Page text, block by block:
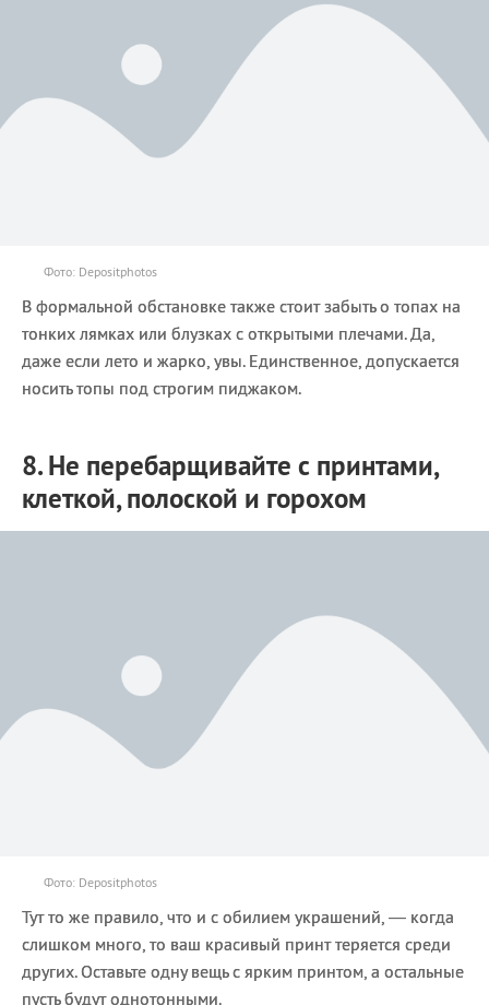
Фото: Depositphotos
В формальной обстановке также стоит забыть о топах на
тонких лямках или блузках с открытыми плечами. Да,
даже если лето и жарко, увы. Единственное, допускается
носить топы под строгим пиджаком.
8. Не перебарщивайте с принтами,
клеткой, полоской и горохом
Фото: Depositphotos
Тут то же правило, что и с обилием украшений, — когда
слишком много, то ваш красивый принт теряется среди
других. Оставьте одну вещь с ярким принтом, а остальные
пусть будут однотонными.